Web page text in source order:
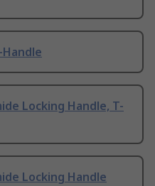
Locking Handle, T-
Locking Handle